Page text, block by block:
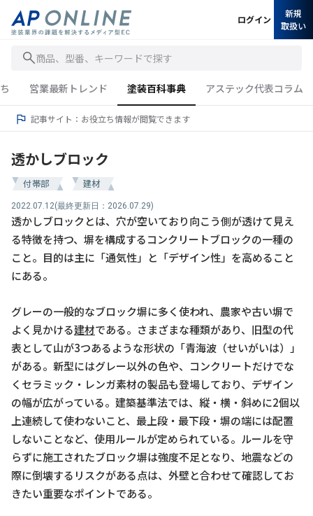
商品、型番、キーワードで探す
ログイン
新規
取扱い
営業最新トレンド 塗装百科事典 アステック代表コラム
記事サイト：お役立ち情報が閲覧できます
透かしブロック
付帯部 建材
2022.07.12(最終更新日：2026.07.29)
透かしブロックとは、穴が空いており向こう側が透けて見え
る特徴を持つ、塀を構成するコンクリートブロックの一種の
こと。目的は主に「通気性」と「デザイン性」を高めること
にある。
グレーの一般的なブロック塀に多く使われ、農家や古い塀で
よく見かける建材である。さまざまな種類があり、旧型の代
表として山が3つあるような形状の「青海波（せいがいは）」
がある。新型にはグレー以外の色や、コンクリートだけでな
くセラミック・レンガ素材の製品も登場しており、デザイン
の幅が広がっている。建築基準法では、縦・横・斜めに2個以
上連続して使わないこと、最上段・最下段・塀の端には配置
しないことなど、使用ルールが定められている。ルールを守
らずに施工されたブロック塀は強度不足となり、地震などの
際に倒壊するリスクがある点は、外壁と合わせて確認してお
きたい重要なポイントである。